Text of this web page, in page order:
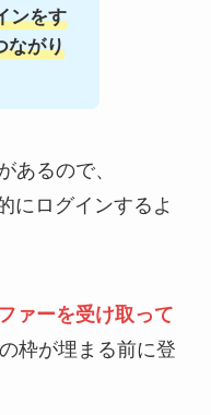
ンをす
ながり
あるので、
にログインするよ
ァーを受け取って
枠が埋まる前に登